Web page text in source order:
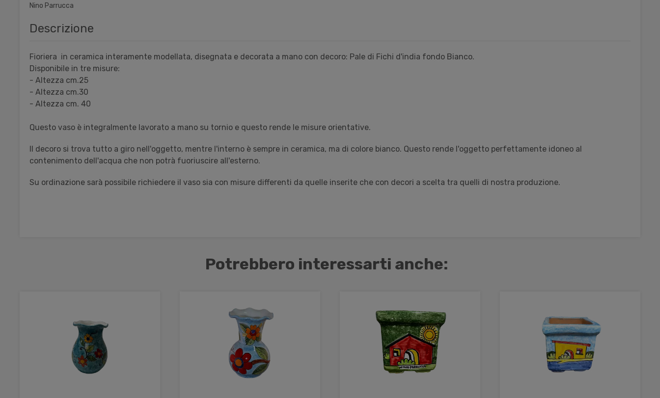
Nino Parrucca
Descrizione
Fioriera in ceramica interamente modellata, disegnata e decorata a mano con decoro: Pale di Fichi d'india fondo Bianco.
Disponibile in tre misure:
- Altezza cm.25
- Altezza cm.30
- Altezza cm. 40
Questo vaso è integralmente lavorato a mano su tornio e questo rende le misure orientative.
Il decoro si trova tutto a giro nell'oggetto, mentre l'interno è sempre in ceramica, ma di colore bianco. Questo rende l'oggetto perfettamente idoneo al
contenimento dell'acqua che non potrà fuoriuscire all'esterno.
Su ordinazione sarà possibile richiedere il vaso sia con misure differenti da quelle inserite che con decori a scelta tra quelli di nostra produzione.
Potrebbero interessarti anche: